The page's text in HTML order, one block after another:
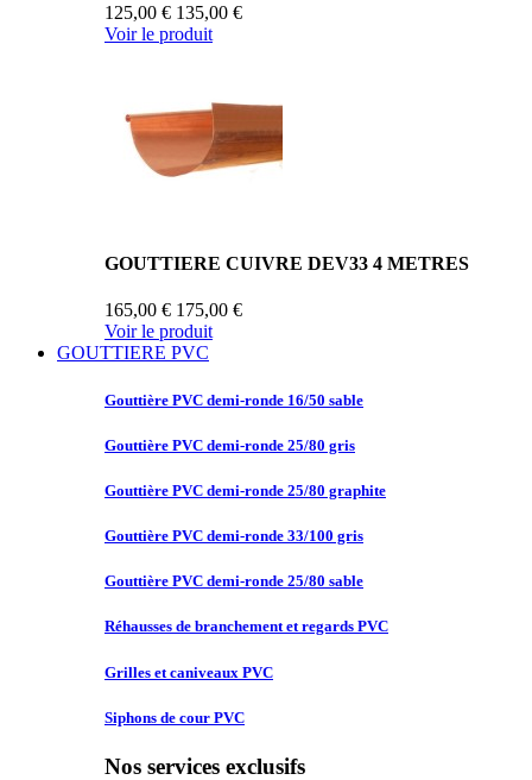
125,00 € 135,00 €
Voir le produit
GOUTTIERE CUIVRE DEV33 4 METRES
165,00 € 175,00 €
Voir le produit
GOUTTIERE PVC
Gouttière PVC demi-ronde 16/50 sable
Gouttière PVC demi-ronde 25/80 gris
Gouttière PVC demi-ronde 25/80 graphite
Gouttière PVC demi-ronde 33/100 gris
Gouttière PVC demi-ronde 25/80 sable
Réhausses de branchement et regards PVC
Grilles et caniveaux PVC
Siphons de cour PVC
Nos services exclusifs